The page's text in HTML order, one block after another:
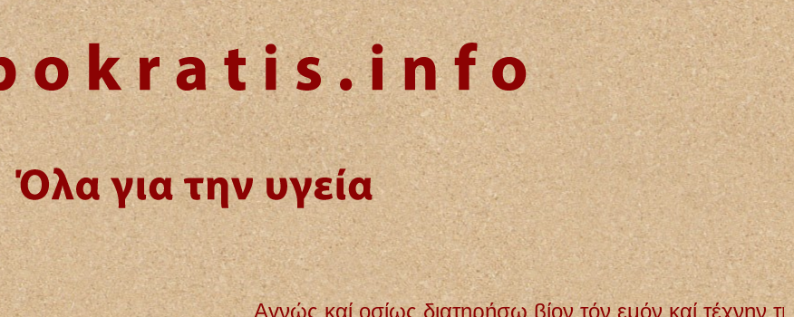
Αγνώς καί οσίως διατηρήσω βίον τόν εμόν καί τέχνην τήν εμήν. Αγνή